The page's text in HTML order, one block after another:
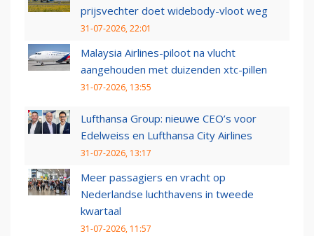
prijsvechter doet widebody-vloot weg
31-07-2026, 22:01
Malaysia Airlines-piloot na vlucht
aangehouden met duizenden xtc-pillen
31-07-2026, 13:55
Lufthansa Group: nieuwe CEO’s voor
Edelweiss en Lufthansa City Airlines
31-07-2026, 13:17
Meer passagiers en vracht op
Nederlandse luchthavens in tweede
kwartaal
31-07-2026, 11:57